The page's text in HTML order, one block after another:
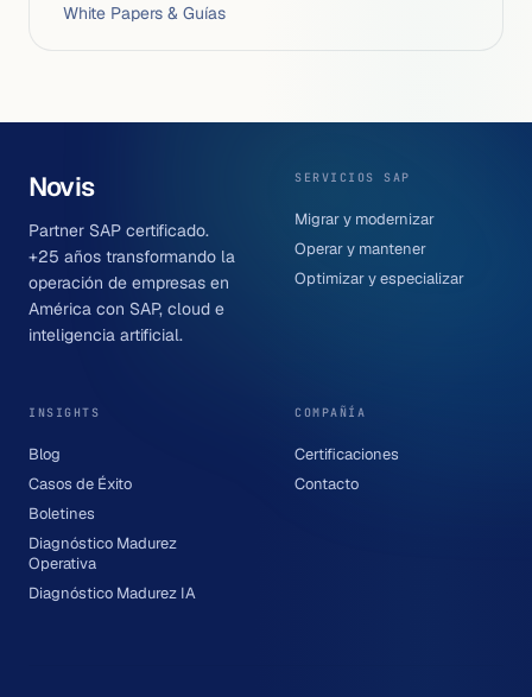
White Papers & Guías
Novis
Partner SAP certificado.
+25 años transformando la
operación de empresas en
América con SAP, cloud e
inteligencia artificial.
SERVICIOS SAP
Migrar y modernizar
Operar y mantener
Optimizar y especializar
INSIGHTS
Blog
Casos de Éxito
Boletines
Diagnóstico Madurez
Operativa
Diagnóstico Madurez IA
COMPAÑÍA
Certificaciones
Contacto